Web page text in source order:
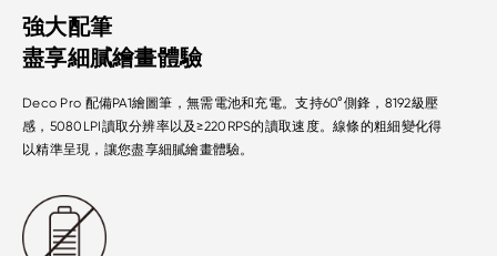
強大配筆
盡享細膩繪畫體驗
Deco Pro 配備PA1繪圖筆，無需電池和充電。支持60°側鋒，8192級壓
感，5080LPI讀取分辨率以及≥220RPS的讀取速度。線條的粗細變化得
以精準呈現，讓您盡享細膩繪畫體驗。